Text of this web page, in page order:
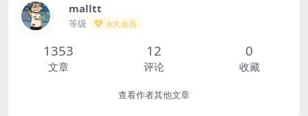
malltt
等级 永久会员
1353
文章
12
评论
0
收藏
查看作者其他文章